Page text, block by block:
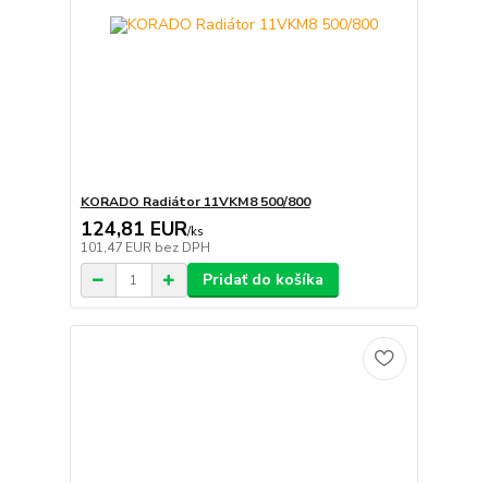
KORADO Radiátor 11VKM8 500/800
124,81 EUR/ks
101,47 EUR bez DPH
Pridať do košíka